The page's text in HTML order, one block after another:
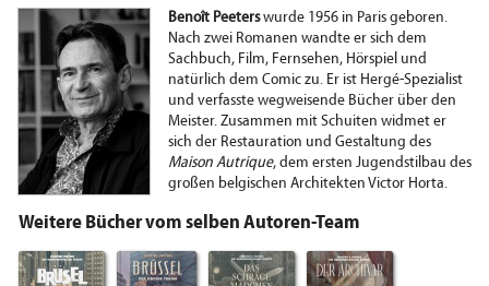
Benoît Peeterswurde 1956 in Paris geboren.
Nach zwei Romanen wandte er sich dem
Sachbuch, Film, Fernsehen, Hörspiel und
natürlich dem Comic zu. Er ist Hergé-Spezialist
und verfasste wegweisende Bücher über den
Meister. Zusammen mit Schuiten widmet er
sich der Restauration und Gestaltung des
Maison Autrique, dem ersten Jugendstilbau des
großen belgischen Architekten Victor Horta.
Weitere Bücher vom selben Autoren-Team